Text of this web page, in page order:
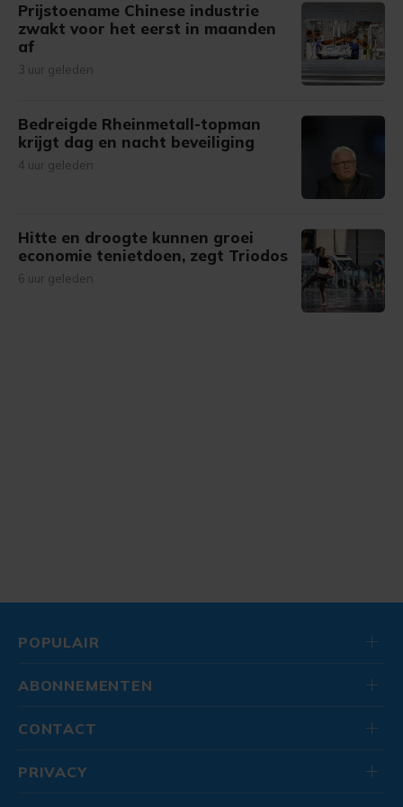
Prijstoename Chinese industrie
zwakt voor het eerst in maanden
af
3 uur geleden
Bedreigde Rheinmetall-topman
krijgt dag en nacht beveiliging
4 uur geleden
Hitte en droogte kunnen groei
economie tenietdoen, zegt Triodos
6 uur geleden
POPULAIR
ABONNEMENTEN
CONTACT
PRIVACY